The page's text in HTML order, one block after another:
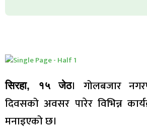
सिरहा, १५ जेठ। गोलबजार
दिवसको अवसर पारेर विभिन्न
मनाइएको छ।